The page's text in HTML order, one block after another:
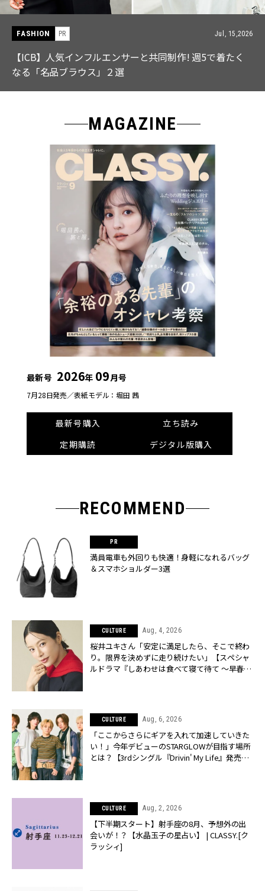
FASHION PR Jul, 15,2026
【ICB】人気インフルエンサーと共同制作! 週5で着たく
なる「名品ブラウス」２選
MAGAZINE
最新号 2026年 09月号
7月28日発売／表紙モデル：堀田 茜
最新号購入
立ち読み
定期購読
デジタル版購入
RECOMMEND
満員電車も外回りも快適！身軽になれるバッグ
＆スマホショルダー3選
CULTURE Aug, 4, 2026
桜井ユキさん「安定に満足したら、そこで終わ
り。限界を決めずに走り続けたい」【スペシャ
ルドラマ『しあわせは食べて寝て待て ～早春の
CULTURE Aug, 6, 2026
「ここからさらにギアを入れて加速していきた
い！」今年デビューのSTARGLOWが目指す場所
とは？【3rdシングル『Drivin' My Life』発売】 |
CULTURE Aug, 2, 2026
【下半期スタート】射手座の8月、予想外の出
会いが！？【水晶玉子の星占い】 | CLASSY.[ク
ラッシィ]